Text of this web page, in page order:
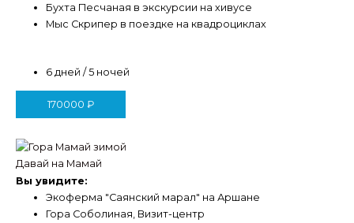
Бухта Песчаная в экскурсии на хивусе
Мыс Скрипер в поездке на квадроциклах
6 дней / 5 ночей
170000 ₽
Давай на Мамай
Вы увидите:
Экоферма "Саянский марал" на Аршане
Гора Соболиная, Визит-центр